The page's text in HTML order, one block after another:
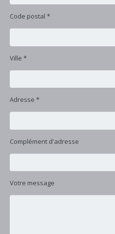
Code postal *
Ville *
Adresse *
Complément d'adresse
Votre message